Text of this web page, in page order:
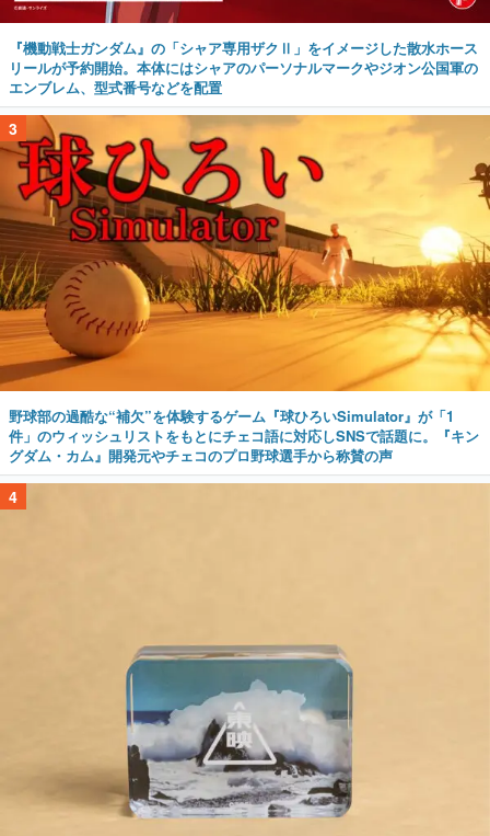
『機動戦士ガンダム』の「シャア専用ザクⅡ」をイメージした散水ホース
リールが予約開始。本体にはシャアのパーソナルマークやジオン公国軍の
エンブレム、型式番号などを配置
3
野球部の過酷な“補欠”を体験するゲーム『球ひろいSimulator』が「1
件」のウィッシュリストをもとにチェコ語に対応しSNSで話題に。『キン
グダム・カム』開発元やチェコのプロ野球選手から称賛の声
4